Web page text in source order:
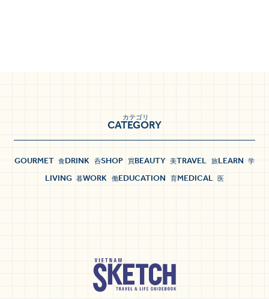
CATEGORY
カテゴリ
GOURMET 食DRINK 呑SHOP 買BEAUTY 美TRAVEL 旅LEARN 学
LIVING 暮WORK 働EDUCATION 育MEDICAL 医